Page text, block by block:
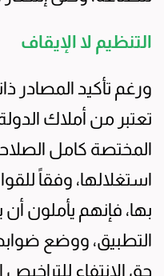
التنظيم لا الإيقاف
ورغم تأكيد المصادر
تعتبر من أملاك
المختصة كامل
استغلالها، وفقاً
بها، فإنهم يأملون
التطبيق، ووضع
حق الانتفاع للتراخيص